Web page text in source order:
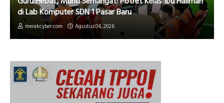
di Lab Komputer SDN 1 Pasar Baru
merakcyber.com Agustus 04, 2026